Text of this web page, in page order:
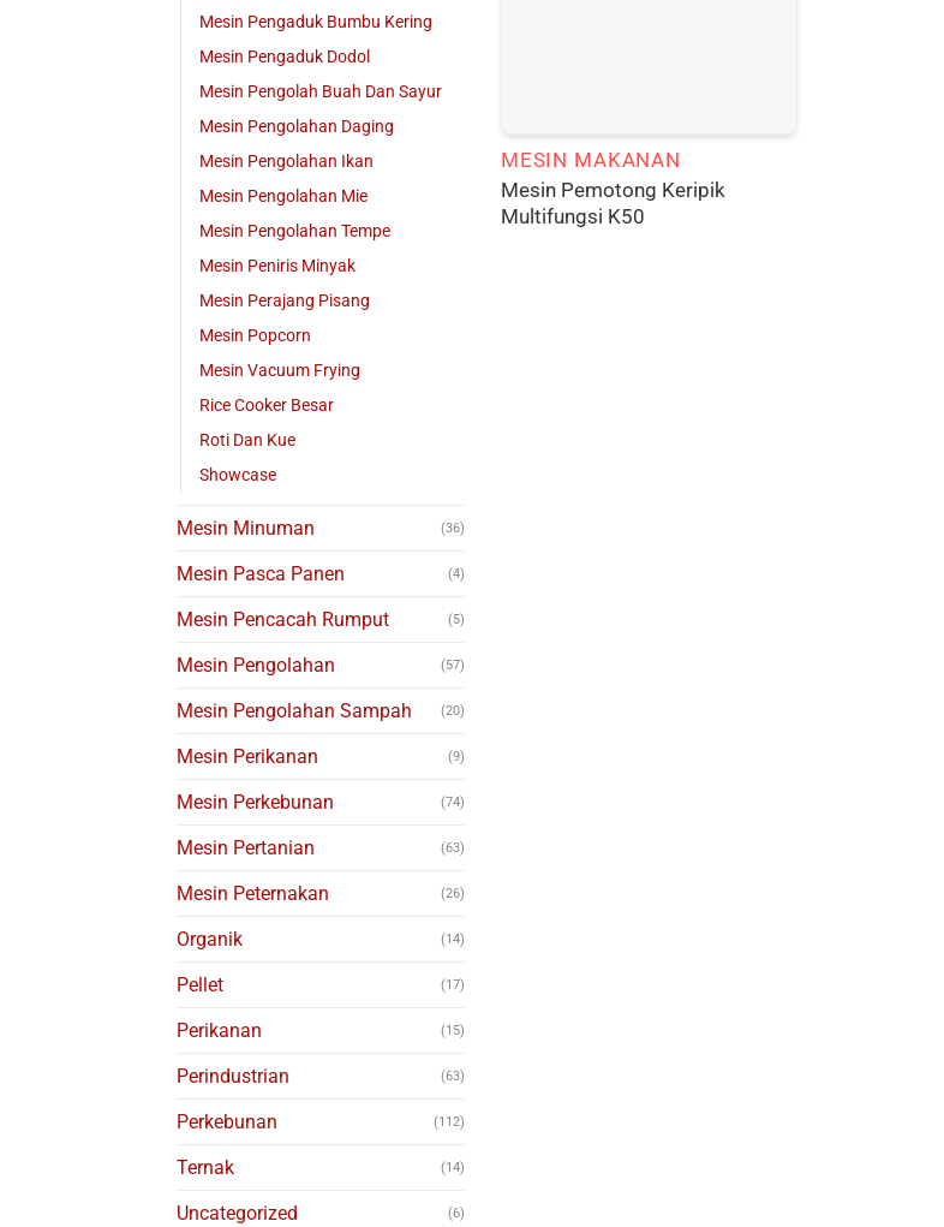
Mesin Pengaduk Bumbu Kering
Mesin Pengaduk Dodol
Mesin Pengolah Buah Dan Sayur
Mesin Pengolahan Daging
Mesin Pengolahan Ikan
Mesin Pengolahan Mie
Mesin Pengolahan Tempe
Mesin Peniris Minyak
Mesin Perajang Pisang
Mesin Popcorn
Mesin Vacuum Frying
Rice Cooker Besar
Roti Dan Kue
Showcase
Mesin Minuman (36)
Mesin Pasca Panen (4)
Mesin Pencacah Rumput (5)
Mesin Pengolahan (57)
Mesin Pengolahan Sampah (20)
Mesin Perikanan (9)
Mesin Perkebunan (74)
Mesin Pertanian (63)
Mesin Peternakan (26)
Organik (14)
Pellet (17)
Perikanan (15)
Perindustrian (63)
Perkebunan (112)
Ternak (14)
Uncategorized (6)
MESIN MAKANAN
Mesin Pemotong Keripik
Multifungsi K50